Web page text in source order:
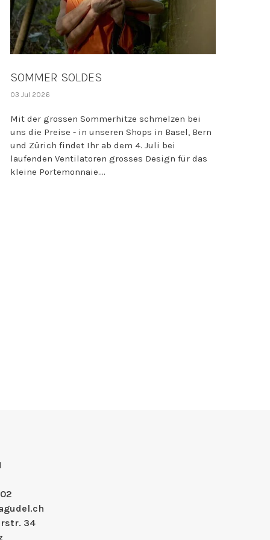
SOMMER SOLDES
03 Jul 2026
Mit der grossen Sommerhitze schmelzen bei
uns die Preise - in unseren Shops in Basel, Bern
und Zürich findet Ihr ab dem 4. Juli bei
laufenden Ventilatoren grosses Design für das
kleine Portemonnaie....
02
34